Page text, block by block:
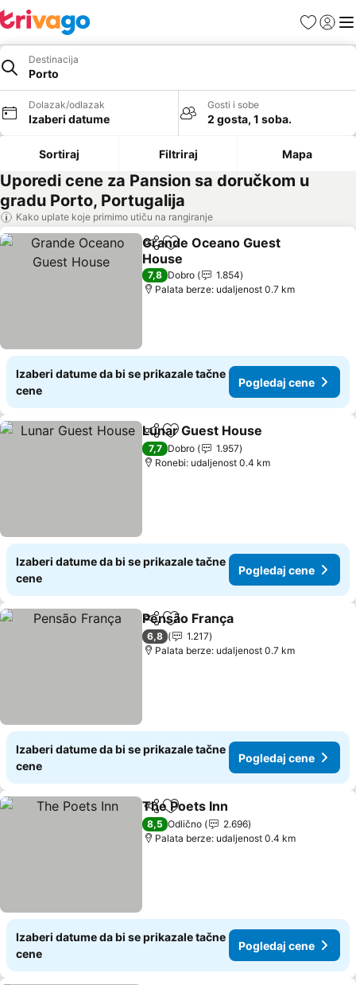
FavoritiPrijavi
Destinacija
Porto
Dolazak/odlazak
Izaberi datume
Gosti i sobe
2 gosta, 1 soba.
Sortiraj Filtriraj Mapa
Uporedi cene za Pansion sa doručkom u
gradu Porto, Portugalija
Kako uplate koje primimo utiču na rangiranje
Deli Dodati u favorite
Grande Oceano Guest
House
Pogledaj cene
7,8 Dobro
1.854
Palata berze: udaljenost 0.7 km
Izaberi datume da bi se prikazale tačne
cene
Pogledaj cene
Deli Dodati u favorite
Lunar Guest House
7,7 Dobro
1.957
Ronebi: udaljenost 0.4 km
Izaberi datume da bi se prikazale tačne
cene
Pogledaj cene
Deli Dodati u favorite
Pensão França
6,8
1.217
Palata berze: udaljenost 0.7 km
Izaberi datume da bi se prikazale tačne
cene
Pogledaj cene
Deli Dodati u favorite
The Poets Inn
8,5 Odlično
2.696
Palata berze: udaljenost 0.4 km
Izaberi datume da bi se prikazale tačne
cene
Pogledaj cene